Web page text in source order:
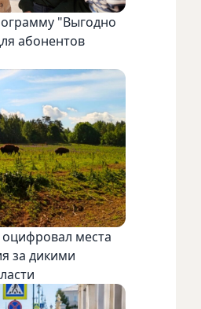
"Выгодно
абонентов
места
за дикими